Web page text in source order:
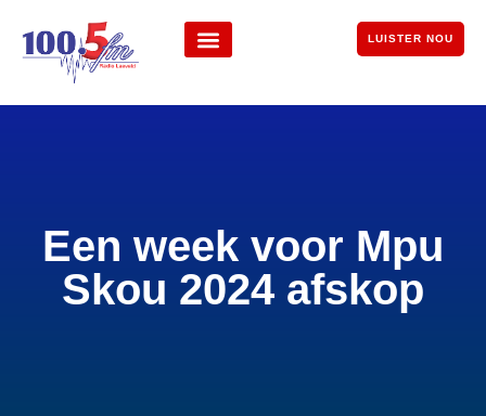
LUISTER NOU
Een week voor Mpu
Skou 2024 afskop